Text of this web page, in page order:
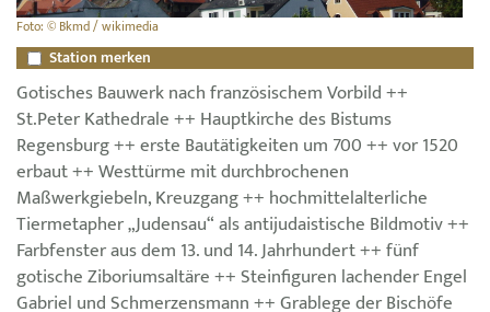
Foto: © Bkmd / wikimedia
Station merken
Gotisches Bauwerk nach französischem Vorbild ++
St.Peter Kathedrale ++ Hauptkirche des Bistums
Regensburg ++ erste Bautätigkeiten um 700 ++ vor 1520
erbaut ++ Westtürme mit durchbrochenen
Maßwerkgiebeln, Kreuzgang ++ hochmittelalterliche
Tiermetapher „Judensau“ als antijudaistische Bildmotiv ++
Farbfenster aus dem 13. und 14. Jahrhundert ++ fünf
gotische Ziboriumsaltäre ++ Steinfiguren lachender Engel
Gabriel und Schmerzensmann ++ Grablege der Bischöfe